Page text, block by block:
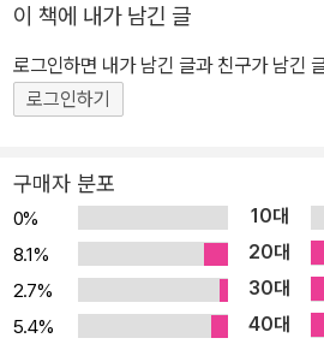
이 책에 내가 남긴 글
로그인하면 내가 남긴 글과 친구가 남긴
로그인하기
구매자 분포
0% 10대
8.1%
20대
2.7%
30대
5.4%
40대